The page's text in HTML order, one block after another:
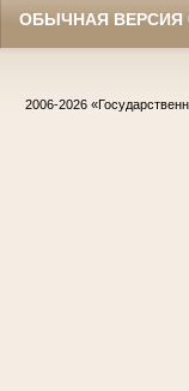
ОБЫЧНАЯ ВЕРСИЯ
2006-2026